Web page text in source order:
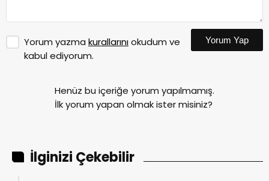
Yorum yazma kurallarınıokudum ve
kabul ediyorum.
Yorum Yap
Henüz bu içeriğe yorum yapılmamış.
İlk yorum yapan olmak ister misiniz?
İlginizi Çekebilir